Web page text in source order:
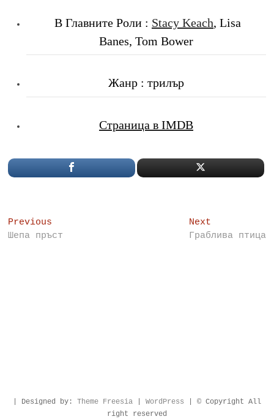
В Главните Роли : Stacy Keach, Lisa
Banes, Tom Bower
Жанр : трилър
Страница в IMDB
Post
navigation
Previous
post:
Шепа пръст
NextNext
post:
Граблива птица
| Designed by: Theme Freesia| WordPress | © Copyright All
right reserved